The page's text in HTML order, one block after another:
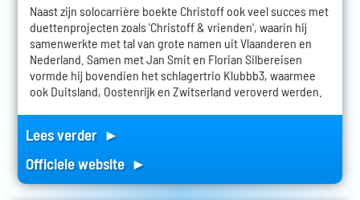
Naast zijn solocarrière boekte Christoff ook veel succes met
duettenprojecten zoals 'Christoff & vrienden', waarin hij
samenwerkte met tal van grote namen uit Vlaanderen en
Nederland. Samen met Jan Smit en Florian Silbereisen
vormde hij bovendien het schlagertrio Klubbb3, waarmee
ook Duitsland, Oostenrijk en Zwitserland veroverd werden.
Lees verder ►
Officiele website ►